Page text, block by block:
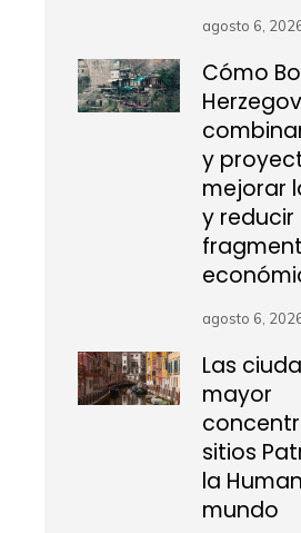
agosto 6,
Cómo
y
mejorar
y reducir
agosto 6,
Las
mayor
sitios
la
mundo